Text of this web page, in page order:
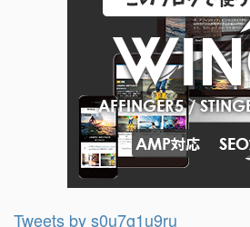
Tweets by s0u7g1u9ru